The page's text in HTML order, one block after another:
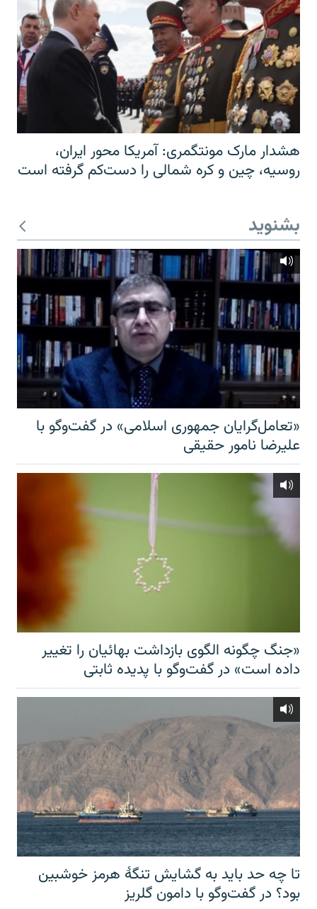
هشدار مارک مونتگمری: آمریکا محور ایران،
روسیه، چین و کره شمالی را دست‌کم گرفته است
بشنوید
«تعامل‌گرایان جمهوری اسلامی» در گفت‌وگو با
علیرضا نامور حقیقی
«جنگ چگونه الگوی بازداشت بهائیان را تغییر
داده است» در گفت‌وگو با پدیده ثابتی
تا چه حد باید به گشایش تنگهٔ هرمز خوشبین
بود؟ در گفت‌وگو با دامون گلریز